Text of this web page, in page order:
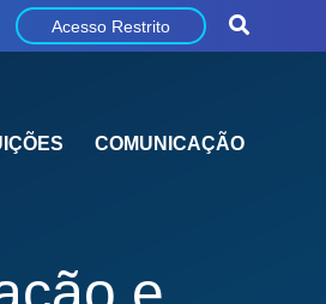
Acesso Restrito
COMUNICAÇÃO